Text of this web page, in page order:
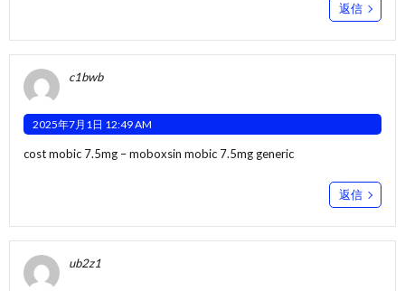
返信
c1bwb
2025年7月1日 12:49 AM
cost mobic 7.5mg –moboxsin mobic 7.5mg generic
返信
ub2z1